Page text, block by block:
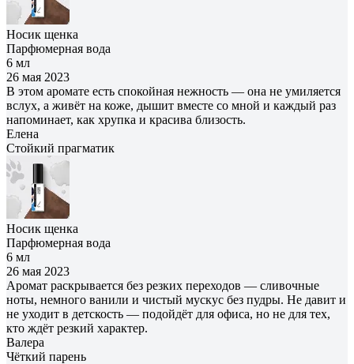
Носик щенка
Парфюмерная вода
6 мл
26 мая 2023
В этом аромате есть спокойная нежность — она не умиляется
вслух, а живёт на коже, дышит вместе со мной и каждый раз
напоминает, как хрупка и красива близость.
Елена
Cтойкий прагматик
Носик щенка
Парфюмерная вода
6 мл
26 мая 2023
Аромат раскрывается без резких переходов — сливочные
ноты, немного ванили и чистый мускус без пудры. Не давит и
не уходит в детскость — подойдёт для офиса, но не для тех,
кто ждёт резкий характер.
Валера
Чёткий парень